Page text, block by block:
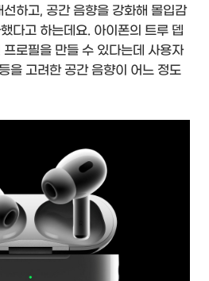
하고, 공간 음향을 강화해 몰입감
다고 하는데요. 아이폰의 트루 뎁
로필을 만들 수 있다는데 사용자
을 고려한 공간 음향이 어느 정도